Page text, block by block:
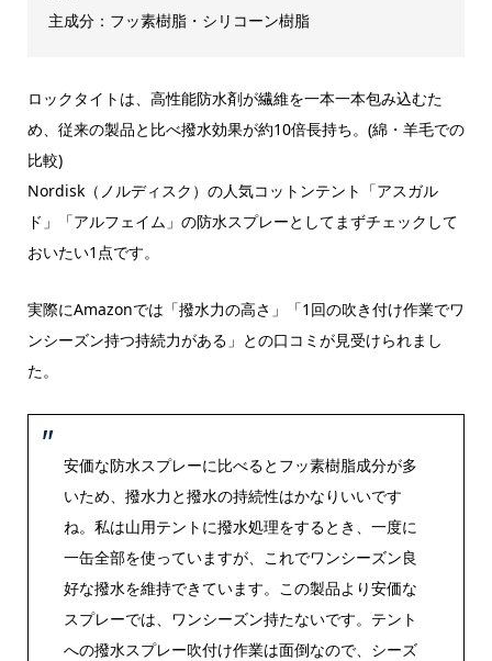
主成分：フッ素樹脂・シリコーン樹脂
ロックタイトは、高性能防水剤が繊維を一本一本包み込むた
め、従来の製品と比べ撥水効果が約10倍長持ち。(綿・羊毛での
比較)
Nordisk（ノルディスク）の人気コットンテント「アスガル
ド」「アルフェイム」の防水スプレーとしてまずチェックして
おいたい1点です。
実際にAmazonでは「撥水力の高さ」「1回の吹き付け作業でワ
ンシーズン持つ持続力がある」との口コミが見受けられまし
た。
安価な防水スプレーに比べるとフッ素樹脂成分が多
いため、撥水力と撥水の持続性はかなりいいです
ね。私は山用テント に撥水処理をするとき、一度に
一缶全部を使っていますが、これでワンシーズン良
好な撥水を維持できています。この製品より安価な
スプレーでは、ワンシーズン持たないです。 テント
への撥水スプレー吹付け作業は面倒なので、シーズ